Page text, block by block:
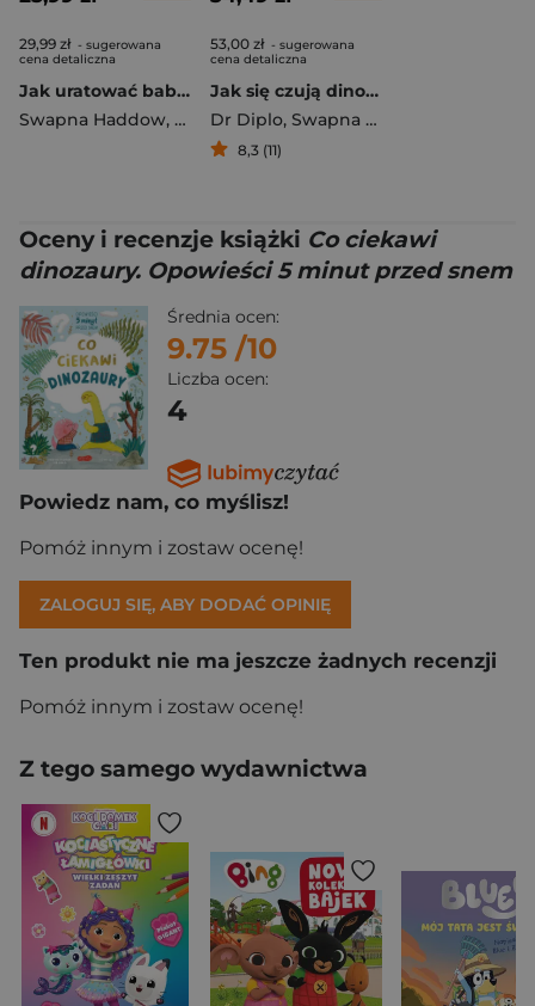
29,99 zł - sugerowana
cena detaliczna
Jak uratować babcię przed rozpędzonym pociągiem?
Swapna Haddow, Jacek Konieczny
53,00 zł - sugerowana
cena detaliczna
Jak się czują dinozaury. Opowieści 5 minut przed snem
Dr Diplo, Swapna Haddow
8,3 (11)
Oceny i recenzje książki Co ciekawi
dinozaury. Opowieści 5 minut przed snem
Średnia ocen:
9.75 /10
Liczba ocen:
4
Powiedz nam, co myślisz!
Pomóż innym i zostaw ocenę!
ZALOGUJ SIĘ, ABY DODAĆ OPINIĘ
Ten produkt nie ma jeszcze żadnych recenzji
Pomóż innym i zostaw ocenę!
Z tego samego wydawnictwa